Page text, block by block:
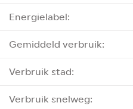
Energielabel:
Gemiddeld verbruik:
Verbruik stad:
Verbruik snelweg: